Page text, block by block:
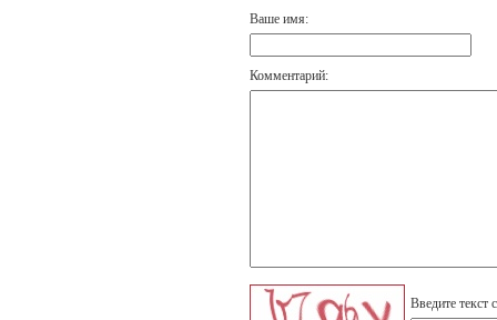
Ваше имя:
Комментарий:
Введите текст